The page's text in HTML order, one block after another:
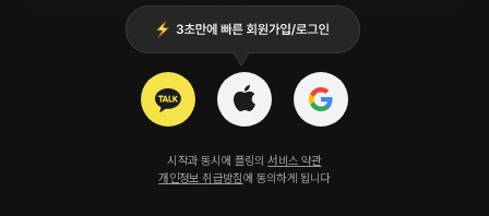
시작과 동시에 플링의 서비스 약관
개인정보 취급방침에 동의하게 됩니다